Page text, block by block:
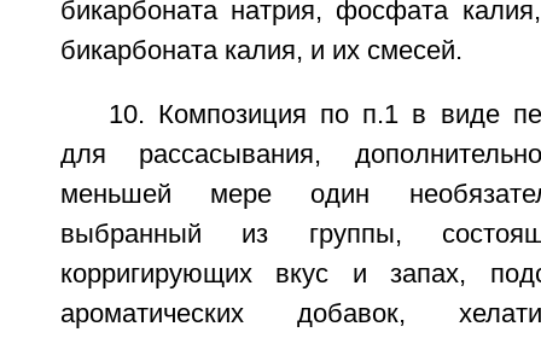
бикарбоната натрия, фосфата
бикарбоната калия, и их смесей.
10. Композиция по п.1 в виде
для рассасывания,
меньшей мере один
выбранный из группы,
корригирующих вкус и запах,
ароматических добавок,